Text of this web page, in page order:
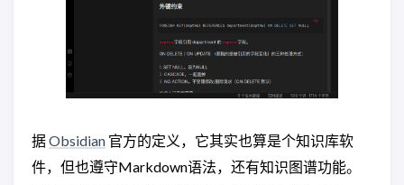
据Obsidian 官方的定义，它其实也算是个知识库软
件，但也遵守Markdown语法，还有知识图谱功能。